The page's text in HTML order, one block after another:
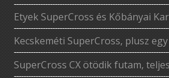
Etyek SuperCross és Kőbányai
Kecskeméti SuperCross, plusz
SuperCross CX ötödik futam,